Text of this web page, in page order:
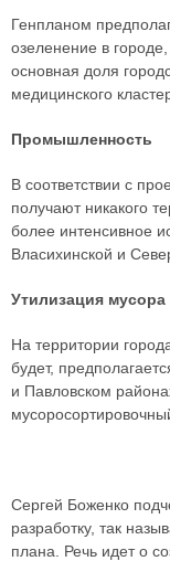
Генпланом
озеленение в
основная доля
медицинского
Промышленность
В соответствии с
получают никакого
более интенсивное
Власихинской и
Утилизация мусора
На территории
будет,
и Павловском
Сергей Боженко
разработку, так
плана. Речь идет о